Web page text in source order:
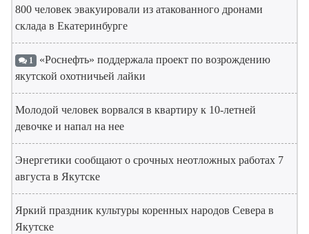
800 человек эвакуировали из атакованного дронами
склада в Екатеринбурге
1 «Роснефть» поддержала проект по возрождению
якутской охотничьей лайки
Молодой человек ворвался в квартиру к 10-летней
девочке и напал на нее
Энергетики сообщают о срочных неотложных работах 7
августа в Якутске
Яркий праздник культуры коренных народов Севера в
Якутске